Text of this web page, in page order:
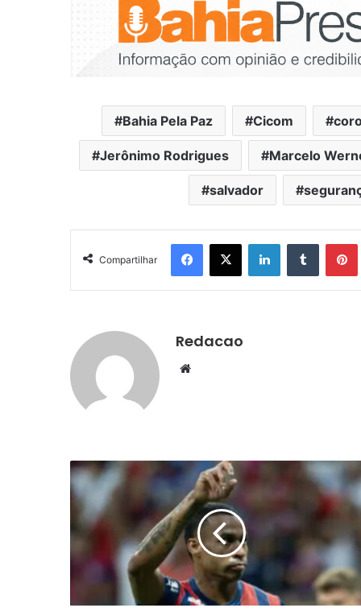
Bahia Pela Paz Cicom
Jerônimo Rodrigues Marcelo
salvador
Compartilhar
Redacao